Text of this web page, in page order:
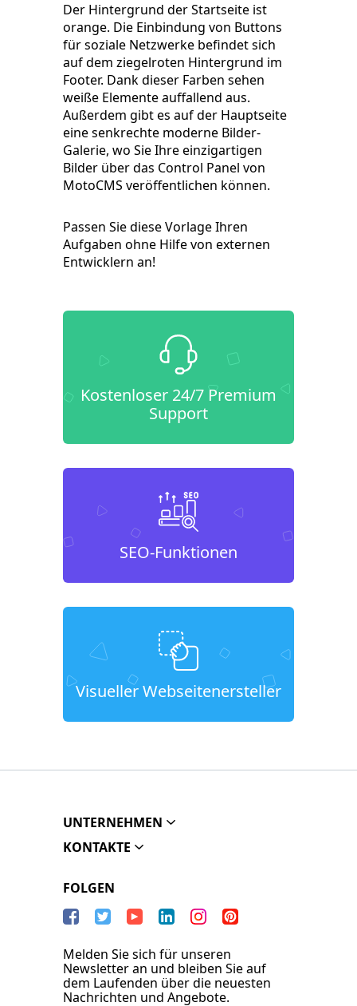
Der Hintergrund der Startseite ist
orange. Die Einbindung von Buttons
für soziale Netzwerke befindet sich
auf dem ziegelroten Hintergrund im
Footer. Dank dieser Farben sehen
weiße Elemente auffallend aus.
Außerdem gibt es auf der Hauptseite
eine senkrechte moderne Bilder-
Galerie, wo Sie Ihre einzigartigen
Bilder über das Control Panel von
MotoCMS veröffentlichen können.
Passen Sie diese Vorlage Ihren
Aufgaben ohne Hilfe von externen
Entwicklern an!
Kostenloser 24/7 Premium
Support
SEO-Funktionen
Visueller Webseitenersteller
UNTERNEHMEN
KONTAKTE
FOLGEN
Melden Sie sich für unseren
Newsletter an und bleiben Sie auf
dem Laufenden über die neuesten
Nachrichten und Angebote.